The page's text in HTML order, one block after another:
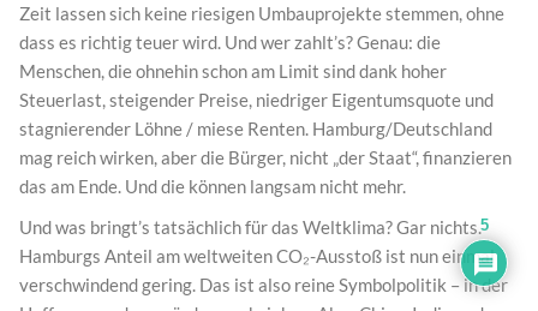
Zeit lassen sich keine riesigen Umbauprojekte stemmen, ohne
dass es richtig teuer wird. Und wer zahlt’s? Genau: die
Menschen, die ohnehin schon am Limit sind dank hoher
Steuerlast, steigender Preise, niedriger Eigentumsquote und
stagnierender Löhne / miese Renten. Hamburg/Deutschland
mag reich wirken, aber die Bürger, nicht „der Staat“, finanzieren
das am Ende. Und die können langsam nicht mehr.
Und was bringt’s tatsächlich für das Weltklima? Gar nichts.
Hamburgs Anteil am weltweiten CO₂-Ausstoß ist nun einmal
verschwindend gering. Das ist also reine Symbolpolitik – in der
5